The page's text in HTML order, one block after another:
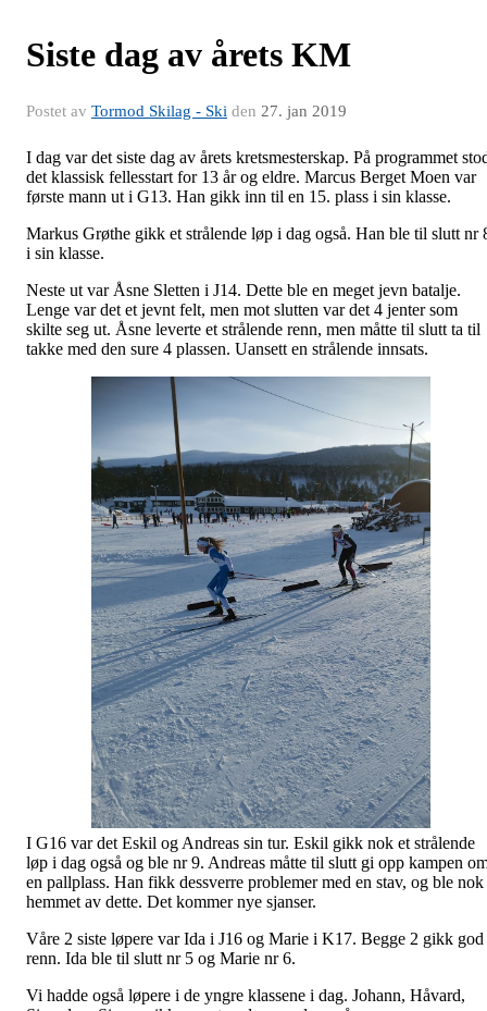
Siste dag av årets KM
Postet av Tormod Skilag - Ski den 27. jan 2019
I dag var det siste dag av årets kretsmesterskap. På programmet
det klassisk fellesstart for 13 år og eldre. Marcus Berget Moen var
første mann ut i G13. Han gikk inn til en 15. plass i sin klasse.
Markus Grøthe gikk et strålende løp i dag også. Han ble til slutt nr
i sin klasse.
Neste ut var Åsne Sletten i J14. Dette ble en meget jevn batalje.
Lenge var det et jevnt felt, men mot slutten var det 4 jenter som
skilte seg ut. Åsne leverte et strålende renn, men måtte til slutt ta til
takke med den sure 4 plassen. Uansett en strålende innsats.
I G16 var det Eskil og Andreas sin tur. Eskil gikk nok et strålende
løp i dag også og ble nr 9. Andreas måtte til slutt gi opp kampen
en pallplass. Han fikk dessverre problemer med en stav, og ble nok
hemmet av dette. Det kommer nye sjanser.
Våre 2 siste løpere var Ida i J16 og Marie i K17. Begge 2 gikk god
renn. Ida ble til slutt nr 5 og Marie nr 6.
Vi hadde også løpere i de yngre klassene i dag. Johann, Håvard,